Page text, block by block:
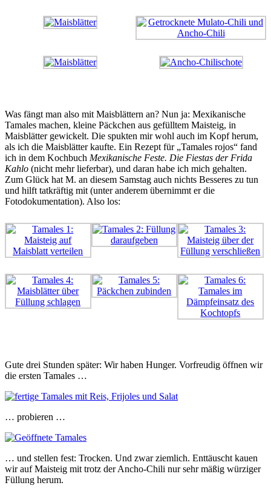
Was fängt man also mit Maisblättern an? Nun ja: Mexikanische
Tamales machen, kleine Päckchen aus gefülltem Maisteig, in
Maisblätter gewickelt. Die spukten mir wohl auch im Kopf herum,
als ich die Maisblätter kaufte. Ein Rezept für „Tamales rojos“ fand
ich in dem Kochbuch Mexikanische Feste. Die Fiestas der Frida
Kahlo (nicht mehr lieferbar), und daran habe ich mich gehalten.
Zum Glück hat M. an diesem Samstag auch nichts Besseres zu tun
und hilft tatkräftig mit (unter anderem übernimmt er die
Fotodokumentation). Also los:
Gute drei Stunden später: Wir haben Hunger. Vorfreudig öffnen wir
die ersten Tamales …
… probieren …
… und stellen fest: Trocken. Und zwar ziemlich. Enttäuscht kauen
wir auf Maisteig mit trotz der Ancho-Chili nur sehr mäßig würziger
Füllung herum.